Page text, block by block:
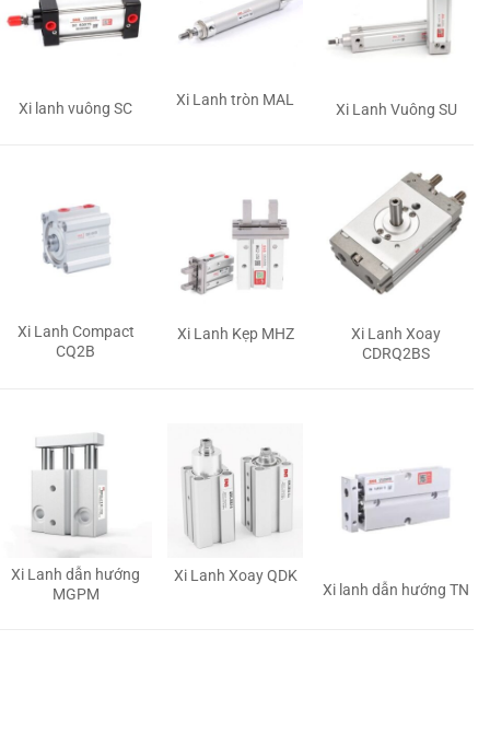
Xi lanh vuông SC Xi Lanh tròn MAL
Xi Lanh Vuông SU
Xi Lanh Compact
CQ2B
Xi Lanh Kẹp MHZ
Xi Lanh Xoay
CDRQ2BS
Xi Lanh dẫn hướng
MGPM
Xi Lanh Xoay QDK
Xi lanh dẫn hướng TN